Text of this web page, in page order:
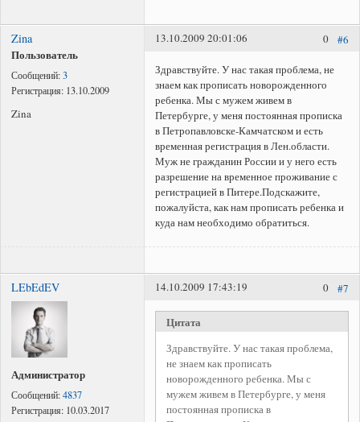
Zina
Пользователь
Сообщений:3
Регистрация: 13.10.2009
Zina
#6
0
13.10.2009 20:01:06
Здравствуйте. У нас такая проблема, не
знаем как прописать новорожденного
ребенка. Мы с мужем живем в
Петербурге, у меня постоянная прописка
в Петропавловске-Камчатском и есть
временная регистрация в Лен.области.
Муж не гражданин России и у него есть
разрешение на временное проживание с
регистрацией в Питере.Подскажите,
пожалуйста, как нам прописать ребенка и
куда нам необходимо обратиться.
LEbEdEV
Администратор
Сообщений:4837
Регистрация: 10.03.2017
#7
0
14.10.2009 17:43:19
Цитата
Здравствуйте. У нас такая проблема,
не знаем как прописать
новорожденного ребенка. Мы с
мужем живем в Петербурге, у меня
постоянная прописка в